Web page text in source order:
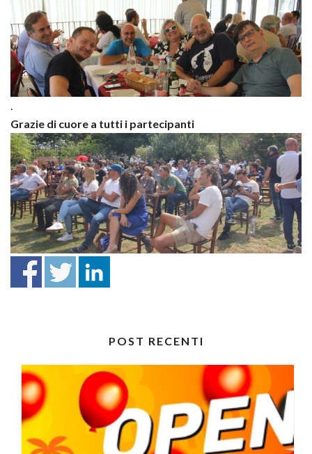
Grazie di cuore a tutti i partecipanti
POST RECENTI